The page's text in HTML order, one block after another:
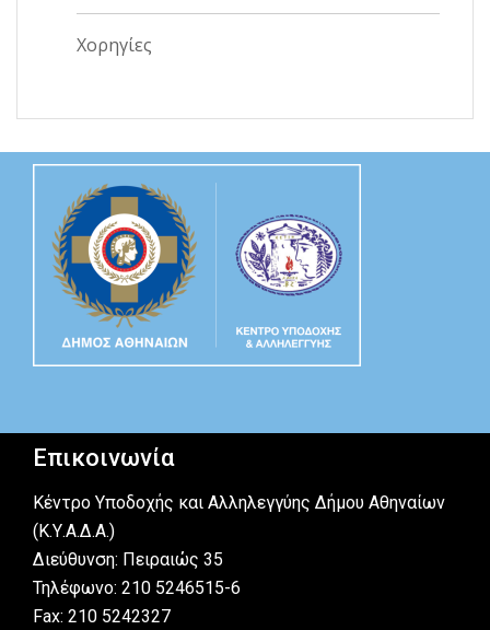
Χορηγίες
Επικοινωνία
Κέντρο Υποδοχής και Αλληλεγγύης Δήμου Αθηναίων
(Κ.Υ.Α.Δ.Α.)
Διεύθυνση: Πειραιώς 35
Τηλέφωνο: 210 5246515-6
Fax: 210 5242327